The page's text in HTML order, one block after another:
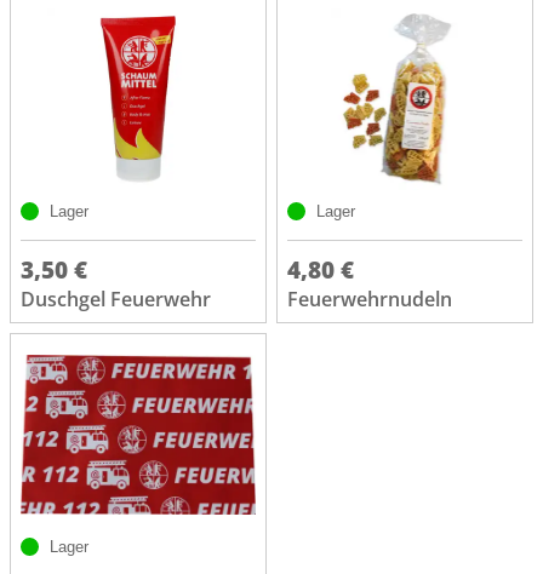
Lager
3,50 €
Duschgel Feuerwehr
Lager
4,80 €
Feuerwehrnudeln
Lager